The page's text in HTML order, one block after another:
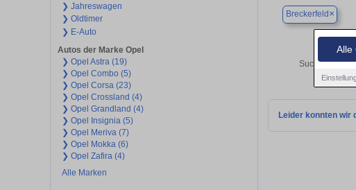
Alle
❯ Jahreswagen
❯ Oldtimer
❯ E-Auto
Autos der Marke Opel
❯ Opel Astra (19)
❯ Opel Combo (5)
❯ Opel Corsa (23)
❯ Opel Crossland (4)
❯ Opel Grandland (4)
❯ Opel Insignia (5)
❯ Opel Meriva (7)
❯ Opel Mokka (6)
❯ Opel Zafira (4)
Alle Marken
Breckerfeld ×
Suchen Sie in
Leider konnten wir